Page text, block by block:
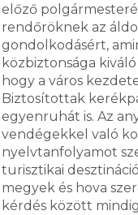
előző
rendőröknek az
gondolkodásért,
közbiztonsága
hogy a város
Biztosítottak
egyenruhát is. Az
vendégekkel való
nyelvtanfolyamot
turisztikai
megyek és hova
kérdés között